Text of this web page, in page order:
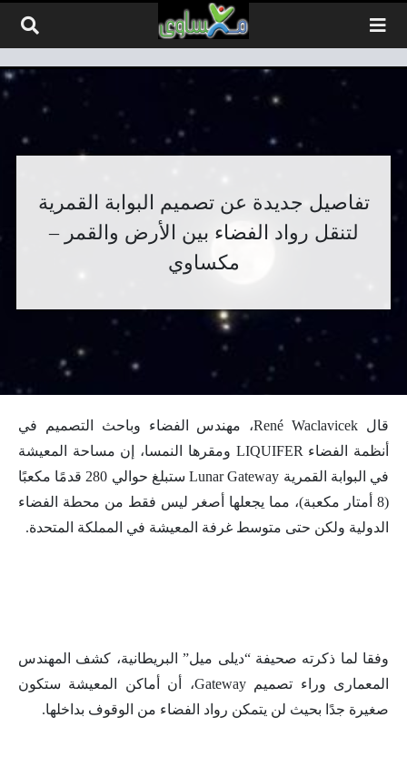
تفاصيل جديدة عن تصميم البوابة القمرية
لتنقل رواد الفضاء بين الأرض والقمر –
مكساوي
قال René Waclavicek، مهندس الفضاء وباحث التصميم في
أنظمة الفضاء LIQUIFER ومقرها النمسا، إن مساحة المعيشة
في البوابة القمرية Lunar Gateway ستبلغ حوالي 280 قدمًا مكعبًا
(8 أمتار مكعبة)، مما يجعلها أصغر ليس فقط من محطة الفضاء
الدولية ولكن حتى متوسط غرفة المعيشة في المملكة المتحدة.
وفقا لما ذكرته صحيفة “ديلى ميل” البريطانية، كشف المهندس
المعمارى وراء تصميم Gateway، أن أماكن المعيشة ستكون
صغيرة جدًا بحيث لن يتمكن رواد الفضاء من الوقوف بداخلها.